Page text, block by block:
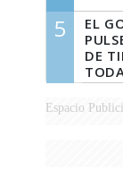
5
EL
DE
Espacio